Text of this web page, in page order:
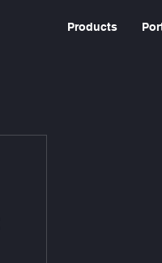
Products